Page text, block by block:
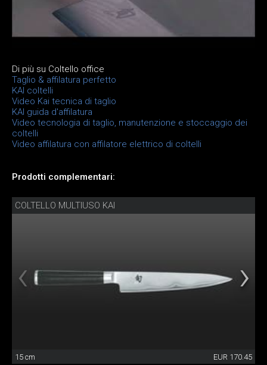
Di più su Coltello office
Taglio & affilatura perfetto
KAI coltelli
Video Kai tecnica di taglio
KAI guida d'affilatura
Video tecnologia di taglio, manutenzione e stoccaggio dei
coltelli
Video affilatura con affilatore elettrico di coltelli
Prodotti complementari:
COLTELLO MULTIUSO KAI
15 cm EUR 170.45